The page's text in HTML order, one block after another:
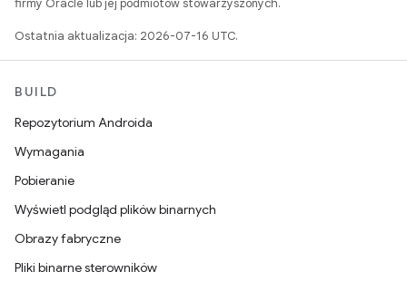
Ostatnia aktualizacja: 2026-07-16 UTC.
BUILD
Repozytorium Androida
Wymagania
Pobieranie
Wyświetl podgląd plików binarnych
Obrazy fabryczne
Pliki binarne sterowników